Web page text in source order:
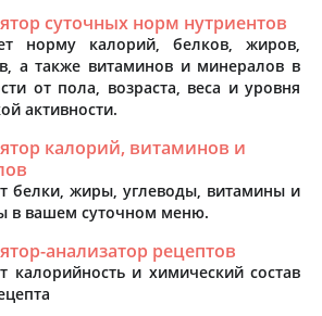
суточных норм нутриентов
норму калорий, белков, жиров,
а также витаминов и минералов в
от пола, возраста, веса и уровня
активности.
калорий, витаминов и
белки, жиры, углеводы, витамины и
в вашем суточном меню.
анализатор рецептов
калорийность и химический состав